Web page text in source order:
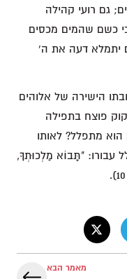
גם רועי קהילה
כשם שהמים מכסים
יתמלא דעה את ה'
הישירה של אלוהים
הנביא בפרק א 2–4, חבקוק פוצח בתפילה
מתפלל? לאותו
עבורו: "תָּבוֹא מַלְכוּתְךָ,
מאמר הבא